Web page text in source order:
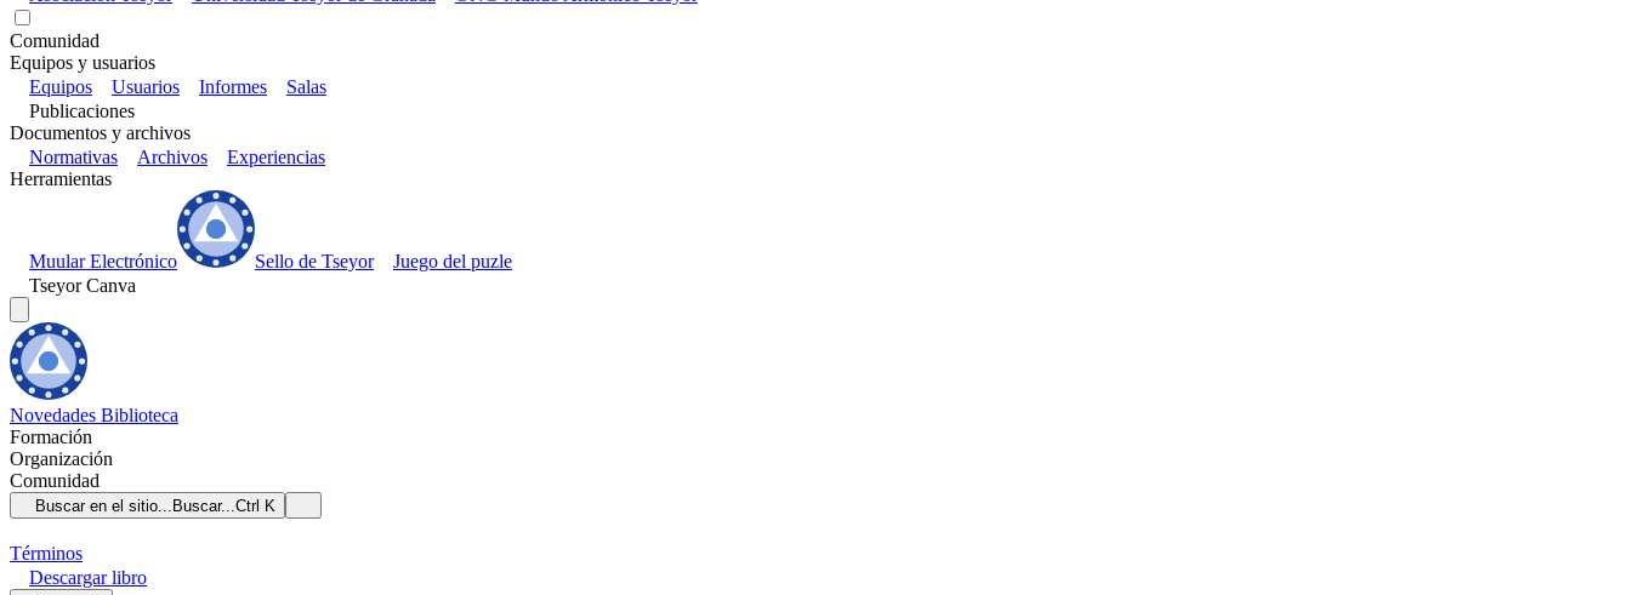
Comunidad
Equipos y usuarios
Equipos
Usuarios Informes
Salas
Publicaciones
Documentos y archivos
Normativas
Archivos
Experiencias
Herramientas
Muular Electrónico Sello de Tseyor
Juego del puzle
Tseyor Canva
Novedades Biblioteca
Formación
Organización
Comunidad
Buscar en el sitio... Buscar...Ctrl K
Términos
Descargarlibro